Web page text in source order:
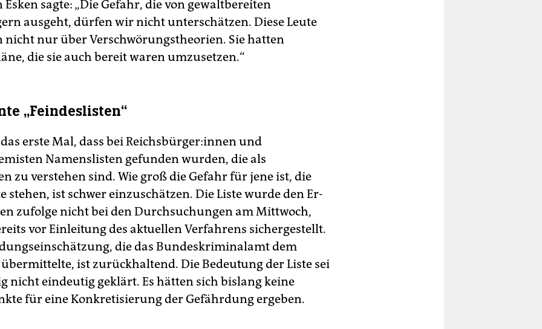
Esken sagte: „Die Gefahr, die von gewaltbereiten
ausgeht, dürfen wir nicht unterschätzen. Diese Leute
nicht nur über Verschwörungstheorien. Sie hatten
die sie auch bereit waren umzusetzen.“
„Feindeslisten“
erste Mal, dass bei Reichs­bür­ge­r:in­nen und
Namenslisten gefunden wurden, die als
zu verstehen sind. Wie groß die Gefahr für jene ist, die
stehen, ist schwer einzuschätzen. Die Liste wurde den Er­
zufolge nicht bei den Durchsuchungen am Mittwoch,
vor Einleitung des aktuellen Verfahrens sichergestellt.
die das Bundeskriminalamt dem
ist zurückhaltend. Die Bedeutung der Liste sei
nicht eindeutig geklärt. Es hätten sich bislang keine
für eine Konkretisierung der Gefährdung ergeben.